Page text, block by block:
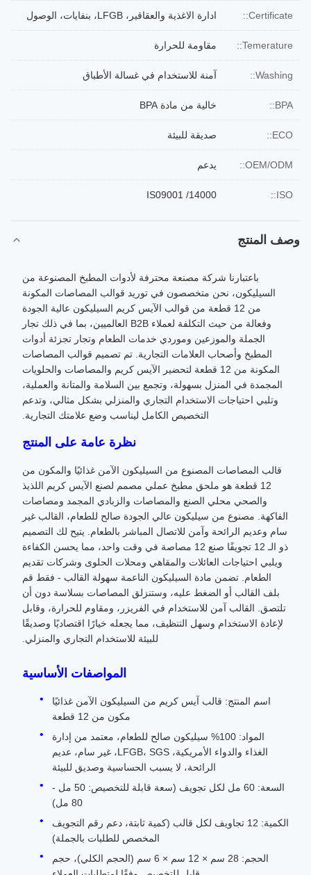
Certificate:: ادارة الاغذية والعقاقير، LFGB، بنفايات، الوصول
Temerature:: مقاومة للحرارة
Washing:: آمنة للاستخدام في غسالة الأطباق
BPA:: خالية من مادة BPA
ECO:: صديقة للبيئة
OEM/ODM:: يدعم
ISO::
IS09001 /14000
وصف المنتج
باعتبارنا شركة مصنعة محترفة لأدوات المطبخ المصنوعة من
السيليكون، نحن متخصصون في توريد قوالب المصاصات المكونة
من 12 قطعة من قوالب الآيس كريم السيليكون عالية الجودة
وفعالة من حيث التكلفة لعملاء B2B العالميين، بما في ذلك تجار
الجملة والموزعين وموردي خدمات الطعام وتجار تجزئة أدوات
المطبخ وأصحاب العلامات التجارية. تم تصميم قوالب المصاصات
المكونة من 12 قطعة لتحضير الآيس كريم والمصاصات والحلويات
المجمدة في المنزل بسهولة، وتجمع بين السلامة والمتانة والعملية،
وتلبي احتياجات الاستخدام التجاري والمنزلي بشكل مثالي، وتدعم
التخصيص الكامل ليناسب وضع علامتك التجارية.
نظرة عامة على المنتج
قالب المصاصات المصنوع من السيليكون الآمن غذائيًا والمكون من
12 قطعة هو ملحق مطبخ عملي مصمم لصنع الآيس كريم اللذيذ
والصحي محلي الصنع والمصاصات والزبادي المجمد ومصاصات
الفاكهة. مصنوع من سيليكون عالي الجودة صالح للطعام، القالب غير
سام وعديم الرائحة وآمن للاتصال المباشر بالطعام. يتيح لك التصميم
ذو الـ 12 تجويفًا صنع 12 مصاصة في وقت واحد، مما يحسن الكفاءة
ويلبي احتياجات العائلات والمقاهي ومحلات الحلوى وشركات تقديم
الطعام. تضمن مادة السيليكون الناعمة سهولة القالب - فقط قم
بلف القالب أو الضغط عليه، وستنزلق المصاصات بسلاسة دون أن
تلتصق. القالب آمن للاستخدام في الفريزر، ومقاوم للحرارة، وقابل
لإعادة الاستخدام وسهل التنظيف، مما يجعله خيارًا اقتصاديًا وصديقًا
للبيئة للاستخدام التجاري والمنزلي.
المواصفات الأساسية
اسم المنتج: قالب آيس كريم من السيليكون الآمن غذائيًا
مكون من 12 قطعة
المواد: 100% سيليكون صالح للطعام، معتمد من إدارة
الغذاء والدواء الأمريكية، LFGB، SGS، غير سام، عديم
الرائحة، لا يسبب الحساسية وصديق للبيئة
السعة: 60 مل لكل تجويف (سعة قابلة للتخصيص: 50 مل -
80 مل)
الكمية: 12 تجاويف لكل قالب (كمية ثابتة، دعم رقم التجويف
المخصص للطلبات بالجملة)
الحجم: 28 سم × 12 سم × 6 سم (الحجم الكلي)، حجم